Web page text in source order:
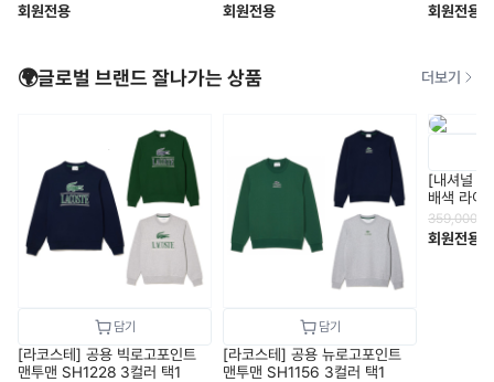
회원전용 회원전용 회원전용
🌍글로벌 브랜드 잘나가는 상품 더보기
[라코스테] 공용 빅로고포인트
맨투맨 SH1228 3컬러 택1
[라코스테] 공용 뉴로고포인트
맨투맨 SH1156 3컬러 택1
[내셔널
배색 라이
359,000
회원전용